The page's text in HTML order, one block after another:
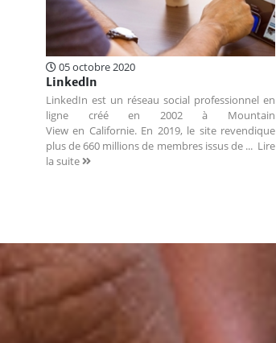
05 octobre 2020
LinkedIn
LinkedIn est un réseau social professionnel en
ligne créé en 2002 à Mountain
View en Californie. En 2019, le site revendique
plus de 660 millions de membres issus de ... Lire
la suite